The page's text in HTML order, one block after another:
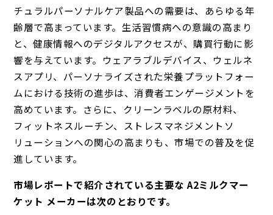
チュラルパーソナルケア製品への需要は、あらゆる年
齢層で高まっています。生活習慣病への意識の高まり
と、健康情報へのデジタルアクセスが、購買行動に影
響を与えています。ウェアラブルデバイス、ウェルネ
スアプリ、パーソナライズされた栄養プラットフォー
ムにおける技術の進歩は、消費者エンゲージメントを
高めています。さらに、クリーンラベルの原材料、
フィットネスルーチン、ストレスマネジメントソ
リューションへの関心の高まりも、市場での普及を促
進しています。
市場レポートで紹介されている主要な A2ミルクマー
ケット メーカーは次のとおりです。